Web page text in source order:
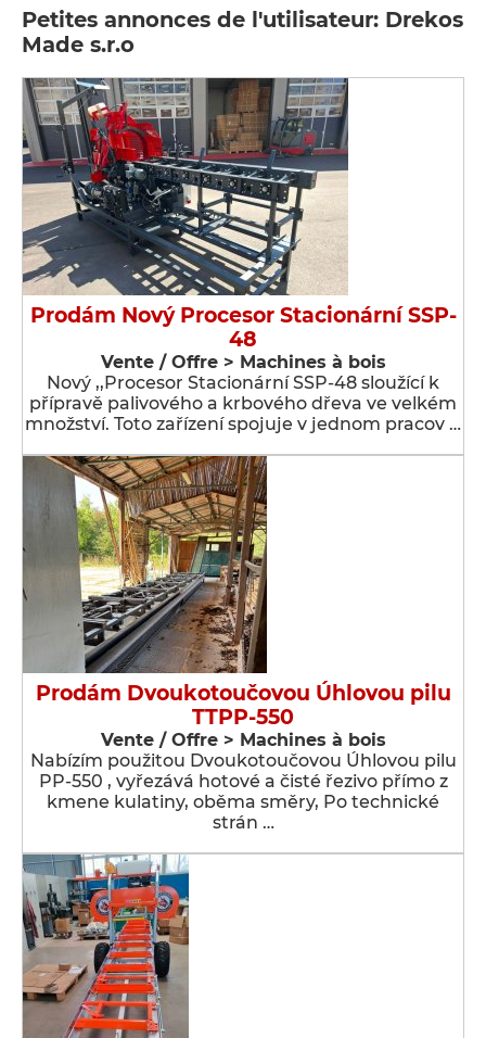
Petites annonces de l'utilisateur: Drekos
Made s.r.o
Prodám Nový Procesor Stacionární SSP-
48
Vente / Offre > Machines à bois
Nový ,,Procesor Stacionární SSP-48 sloužící k
přípravě palivového a krbového dřeva ve velkém
množství. Toto zařízení spojuje v jednom pracov …
Prodám Dvoukotoučovou Úhlovou pilu
TTPP-550
Vente / Offre > Machines à bois
Nabízím použitou Dvoukotoučovou Úhlovou pilu
PP-550 , vyřezává hotové a čisté řezivo přímo z
kmene kulatiny, oběma směry, Po technické
strán …